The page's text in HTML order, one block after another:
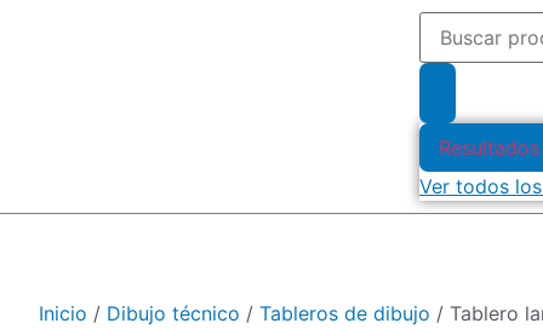
Resultados
Ver todos
Inicio / Dibujo técnico / Tableros de dibujo / Tablero